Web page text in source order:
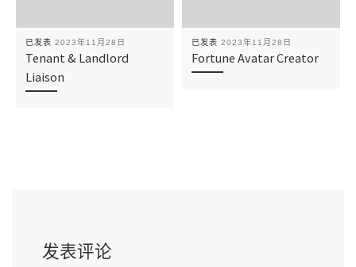
已发表 2023年11月28日
Tenant & Landlord
Liaison
已发表 2023年11月28日
Fortune Avatar Creator
发表评论